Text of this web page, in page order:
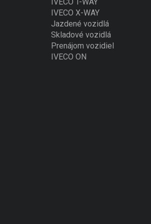
IVECO X-WAY
Jazdené vozidlá
Skladové vozidlá
Prenájom vozidiel
IVECO ON